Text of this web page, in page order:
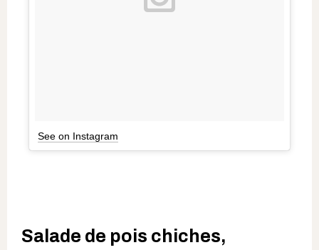
See on Instagram
Salade de pois chiches,